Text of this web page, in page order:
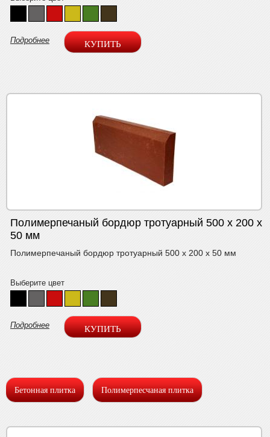
Подробнее
Полимерпечаный бордюр тротуарный 500 x 200 x
50 мм
Полимерпечаный бордюр тротуарный 500 x 200 x 50 мм
Выберите цвет
Подробнее
Бетонная плитка Полимерпесчаная плитка